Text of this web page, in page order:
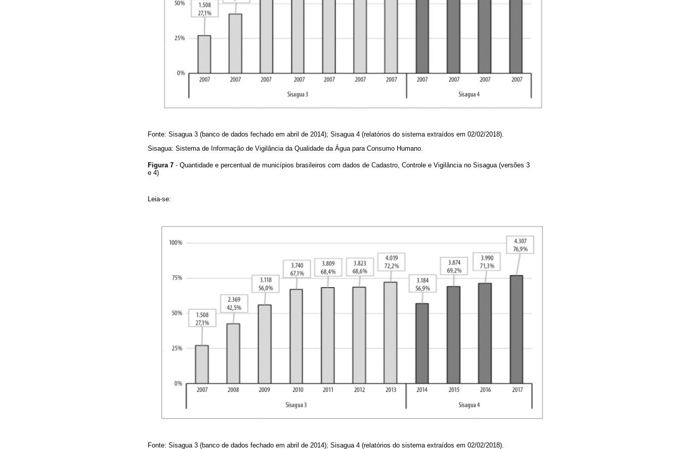
Fonte: Sisagua 3 (banco de dados fechado em abril de 2014); Sisagua 4 (relatórios do sistema extraídos em 02/02/2018).
Sisagua: Sistema de Informação de Vigilância da Qualidade da Água para Consumo Humano.
Figura 7 - Quantidade e percentual de municípios brasileiros com dados de Cadastro, Controle e Vigilância no Sisagua (versões 3
e 4)
Leia-se:
Fonte: Sisagua 3 (banco de dados fechado em abril de 2014); Sisagua 4 (relatórios do sistema extraídos em 02/02/2018).